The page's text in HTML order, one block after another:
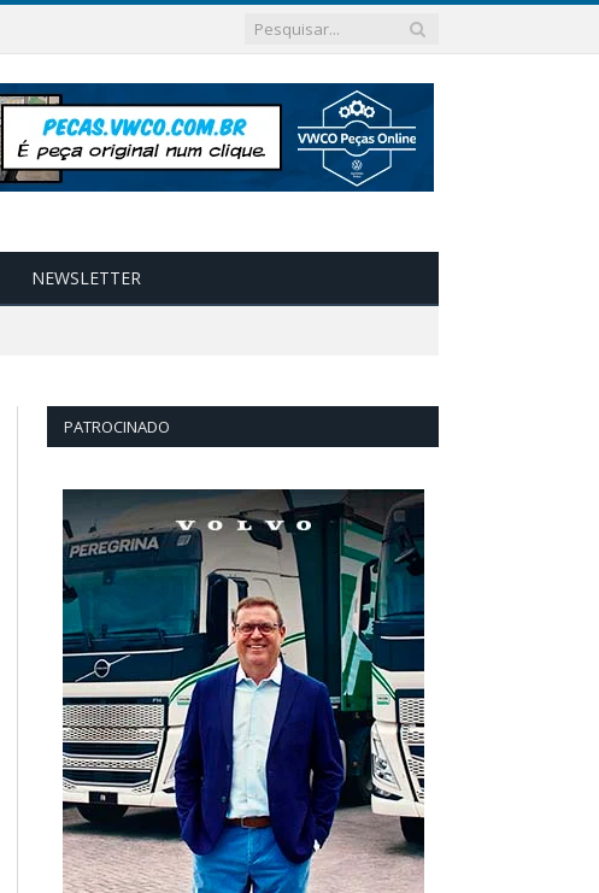
NEWSLETTER
PATROCINADO